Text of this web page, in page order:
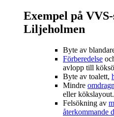
Exempel på
Liljeholmen
Byte av
Förberedelse
avlopp till
Byte av toalett,
Mindre
eller kökslayout.
Felsökning av
återkommande